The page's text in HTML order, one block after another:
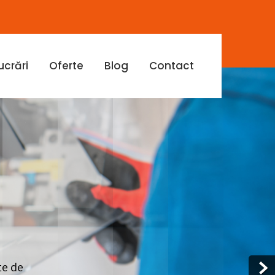
Oferte Blog Contact
de